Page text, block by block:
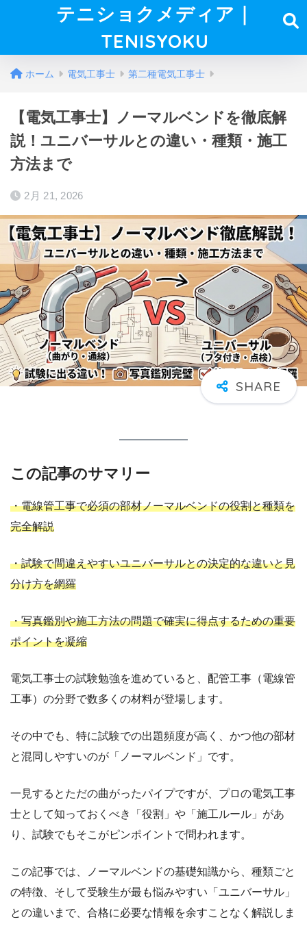
テニショクメディア｜
TENISYOKU
ホーム 電気工事士 第二種電気工事士
【電気工事士】ノーマルベンドを徹底解
説！ユニバーサルとの違い・種類・施工
方法まで
2月 21, 2026
この記事のサマリー
・電線管工事で必須の部材ノーマルベンドの役割と種類を
完全解説
・試験で間違えやすいユニバーサルとの決定的な違いと見
分け方を網羅
・写真鑑別や施工方法の問題で確実に得点するための重要
ポイントを凝縮
電気工事士の試験勉強を進めていると、配管工事（電線管
工事）の分野で数多くの材料が登場します。
その中でも、特に試験での出題頻度が高く、かつ他の部材
と混同しやすいのが「ノーマルベンド」です。
一見するとただの曲がったパイプですが、プロの電気工事
士として知っておくべき「役割」や「施工ルール」があ
り、試験でもそこがピンポイントで問われます。
この記事では、ノーマルベンドの基礎知識から、種類ごと
の特徴、そして受験生が最も悩みやすい「ユニバーサル」
との違いまで、合格に必要な情報を余すことなく解説しま